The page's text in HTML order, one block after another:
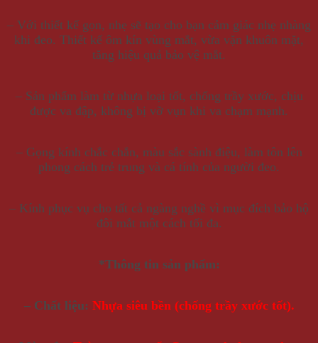
– Với thiết kế gọn, nhẹ sẽ tạo cho bạn cảm giác nhẹ nhàng
khi đeo. Thiết kế ôm kín vùng mắt, vừa vặn khuôn mặt,
tăng hiệu quả bảo vệ mắt.
– Sản phẩm làm từ nhựa loại tốt, chống trầy xước, chịu
được va đập, không bị vỡ vụn khi va chạm mạnh.
– Gọng kính chắc chắn, màu sắc sành điệu, làm tôn lên
phong cách trẻ trung và cá tính của người đeo.
– Kính phục vụ cho tất cả ngàng nghề vì mục đích bảo hộ
đôi mắt một cách tối đa.
*Thông tin sản phẩm:
– Chất liệu: Nhựa siêu bền (chống trầy xước tốt).